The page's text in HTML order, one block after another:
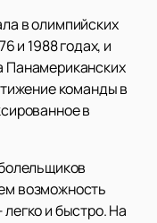
в олимпийских
и 1988 годах, и
Панамериканских
команды в
в
возможность
и быстро. На